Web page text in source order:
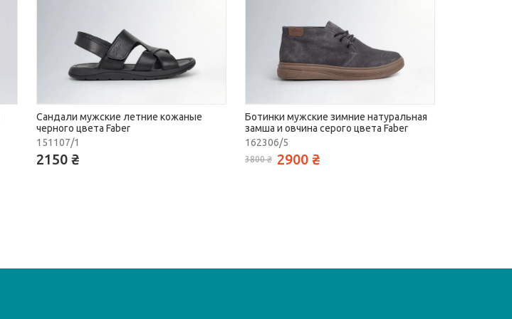
Сандали мужские летние кожаные
черного цвета Faber
151107/1
2150 ₴
Ботинки мужские зимние натуральная
замша и овчина серого цвета Faber
162306/5
3800 ₴ 2900 ₴